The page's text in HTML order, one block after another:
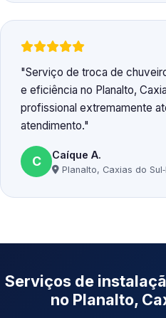
Serviço de troca de
e eficiência no Planalto,
profissional extremamente
atendimento.
C Caíque A.
Planalto, Caxias do
Serviços de
no Planalto,